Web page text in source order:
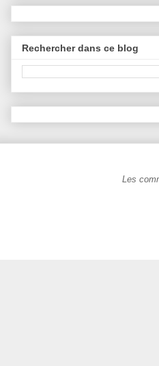
Rechercher dans ce blog
Les